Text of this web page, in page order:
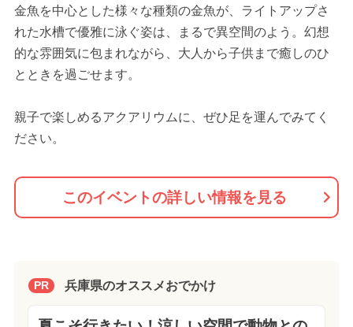
金魚を中心とした様々な種類の金魚が、ライトアップさ
れた水槽で優雅に泳ぐ姿は、まるで異空間のよう。幻想
的な雰囲気に包まれながら、大人から子供まで癒しのひ
とときを過ごせます。
親子で楽しめるアクアリウムに、ぜひ足を運んでみてく
ださい。
このイベントの詳しい情報を見る
PR 兵庫県のオススメおでかけ